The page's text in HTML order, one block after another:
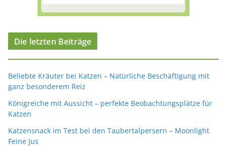
Die letzten Beiträge
Beliebte Kräuter bei Katzen – Natürliche Beschäftigung mit
ganz besonderem Reiz
Königreiche mit Aussicht – perfekte Beobachtungsplätze für
Katzen
Katzensnack im Test bei den Taubertalpersern – Moonlight
Feine Jus